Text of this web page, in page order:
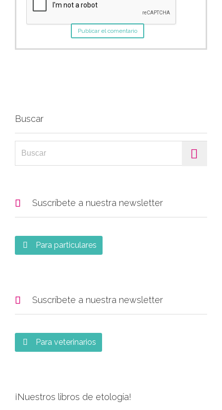
Buscar
 Suscríbete a nuestra newsletter
 Para particulares
 Suscríbete a nuestra newsletter
 Para veterinarios
¡Nuestros libros de etología!